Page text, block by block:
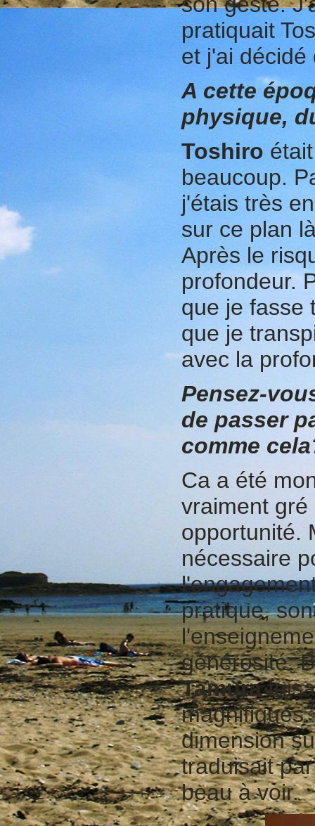
pratiquait
et j'ai décidé
A cette
physique,
Toshiro
beaucoup.
j'étais très
sur ce plan
Après le
profondeur.
que je fasse
que je
avec la
Pensez-
de passer
comme
Ca a été
vraiment
opportunité.
nécessaire
pratique,
générosité.
Tamura
dimension
traduisait
beau à voir.